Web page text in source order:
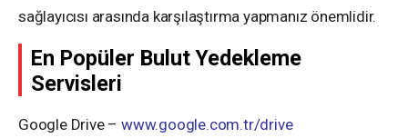
sağlayıcısı arasında karşılaştırma yapmanız önemlidir.
En Popüler Bulut Yedekleme
Servisleri
Google Drive – www.google.com.tr/drive